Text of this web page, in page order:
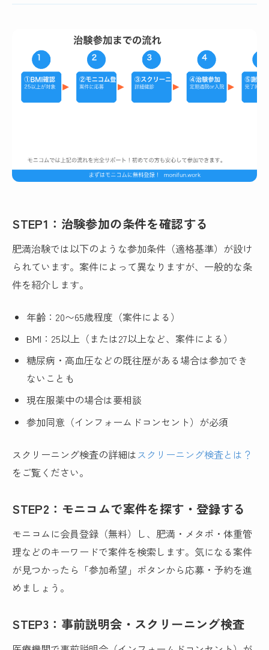
STEP1：治験参加の条件を確認する
肥満治験では以下のような参加条件（適格基準）が設け
られています。案件によって異なりますが、一般的な条
件を紹介します。
年齢：20〜65歳程度（案件による）
BMI：25以上（または27以上など、案件による）
糖尿病・高血圧などの既往歴がある場合は参加でき
ないことも
現在服薬中の場合は要相談
参加同意（インフォームドコンセント）が必須
スクリーニング検査の詳細はスクリーニング検査とは？
をご覧ください。
STEP2：モニコムで案件を探す・登録する
モニコムに会員登録（無料）し、肥満・メタボ・体重管
理などのキーワードで案件を検索します。気になる案件
が見つかったら「参加希望」ボタンから応募・予約を進
めましょう。
STEP3：事前説明会・スクリーニング検査